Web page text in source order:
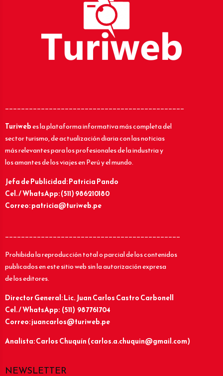
_____________________________________________
Turiwebes la plataforma informativa más completa del
sector turismo, de actualización diaria con las noticias
más relevantes para los profesionales de la industria y
los amantes de los viajes en Perú y el mundo.
Jefa de Publicidad: Patricia Pando
Cel. / WhatsApp: (511) 986210180
Correo: patricia@turiweb.pe
____________________________________________
Prohibida la reproducción total o parcial de los contenidos
publicados en este sitio web sin la autorización expresa
de los editores.
Director General: Lic.Juan Carlos Castro Carbonell
Cel. / WhatsApp: (511) 987761704
Correo: juancarlos@turiweb.pe
Analista: Carlos Chuquín (carlos.a.chuquin@gmail.com)
NEWSLETTER